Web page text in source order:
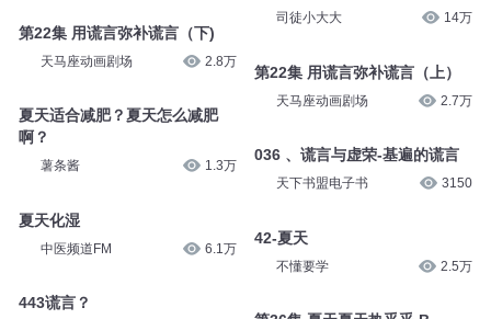
第22集 用谎言弥补谎言（下)
天马座动画剧场 2.8万
夏天适合减肥？夏天怎么减肥
啊？
薯条酱 1.3万
夏天化湿
中医频道FM 6.1万
443谎言？
司徒小大大 14万
第22集 用谎言弥补谎言（上）
天马座动画剧场 2.7万
036 、谎言与虚荣-基遍的谎言
天下书盟电子书 3150
42-夏天
不懂要学 2.5万